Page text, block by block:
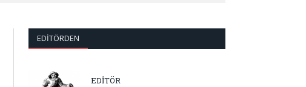
EDITÖRDEN
EDİTÖR